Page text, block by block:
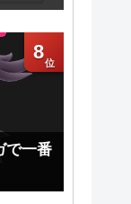
8
で一番